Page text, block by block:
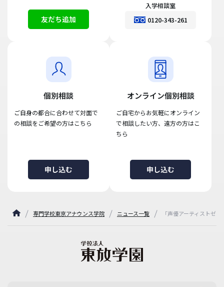
友だち追加
入学相談室
0120-343-261
個別相談
ご自身の都合に合わせて対面で
の相談をご希望の方はこちら
申し込む
オンライン個別相談
ご自宅からお気軽にオンライン
で相談したい方、遠方の方はこ
ちら
申し込む
専門学校東京アナウンス学院 ニュース一覧 「声優アーティストゼ